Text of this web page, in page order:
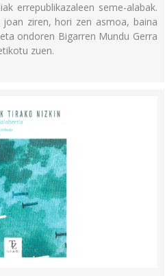
errepublikazaleen seme-alabak.
ziren, hori zen asmoa, baina
ondoren Bigarren Mundu Gerra
zuen.